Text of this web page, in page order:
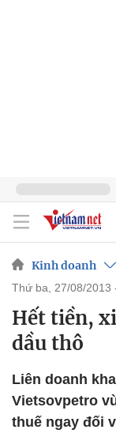
Kinh doanh
thứ ba, 27/08/2013
Hết tiền,
dầu thô
Liên doanh
Vietsovpetro
thuế ngay đối